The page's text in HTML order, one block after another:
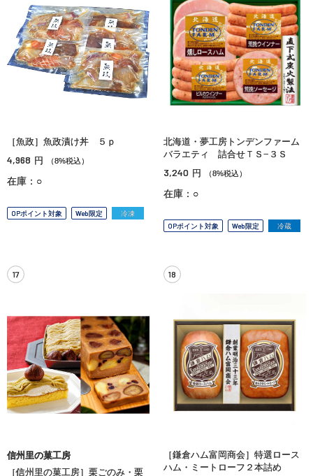
［魚政］魚政漬け丼 ５ｐ
4,968 円 （8%税込）
在庫：○
OPポイント対象 Web限定 冷凍
北海道・夢工房トンデンファーム
バラエティ 詰合せＴＳ−３Ｓ
3,240 円 （8%税込）
在庫：○
OPポイント対象 Web限定 冷蔵
17
信州里の菓工房
［信州里の菓工房］栗ごのみ・栗
18
［鎌倉ハム富岡商会］特選ロース
ハム・ミートローフ２本詰め